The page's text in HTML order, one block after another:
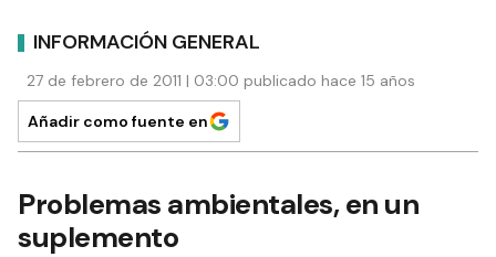
INFORMACIÓN GENERAL
27 de febrero de 2011 | 03:00 publicado hace 15 años
Añadir como fuente en
Problemas ambientales, en un
suplemento